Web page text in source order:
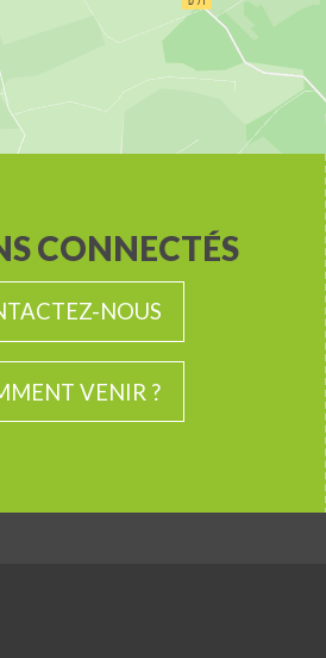
CONNECTÉS
NOUS
VENIR ?